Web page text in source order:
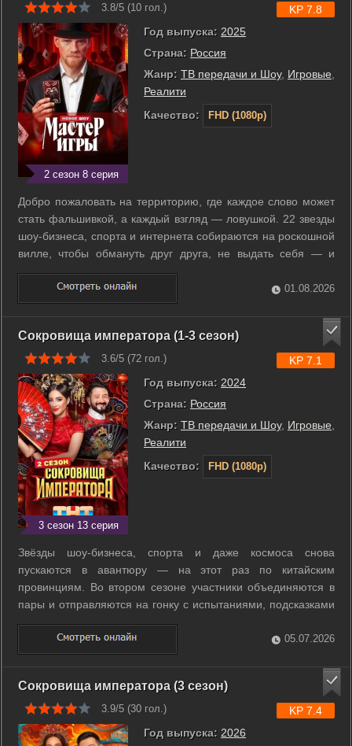
3.8/5 (10 гол.)
2 сезон 8 серия
Год выпуска: 2025
Страна: Россия
Жанр: ТВ передачи и Шоу, Игровые
Реалити
Качество:
FHD (1080p)
KP 7.8
Добро пожаловать на территорию, где каждое слово может
стать фальшивкой, а каждый взгляд — ловушкой. 22 звезды
шоу-бизнеса, спорта и интернета собираются на роскошной
вилле, чтобы обмануть друг друга, не выдать себя — и
выйти победителем. В этой психологической игре нет
физических испытаний, только стратегии, интриги и скрытые
роли: кто-то — ...
01.08.2026
Сокровища императора (1-3 сезон)
3.6/5 (72 гол.)
3 сезон 13 серия
Год выпуска: 2024
Страна: Россия
Жанр: ТВ передачи и Шоу, Игровые
Реалити
Качество:
FHD (1080p)
KP 7.1
Звёзды шоу-бизнеса, спорта и даже космоса снова
пускаются в авантюру — на этот раз по китайским
провинциям. Во втором сезоне участники объединяются в
пары и отправляются на гонку с испытаниями, подсказками
и маршрутом, который не пощадит ни гордость, ни каблуки.
Ведущие — Ольга Бузова и Михаил Галустян — встречают
их на финише, но путь к нему ...
05.07.2026
Сокровища императора (3 сезон)
3.9/5 (30 гол.)
Год выпуска: 2026
KP 7.4